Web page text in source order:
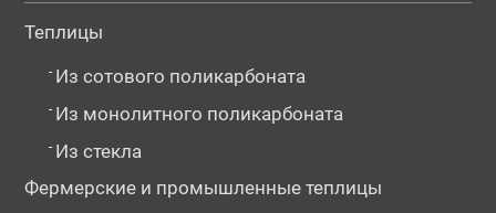
Теплицы
- Из сотового поликарбоната
- Из монолитного поликарбоната
- Из стекла
Фермерские и промышленные теплицы